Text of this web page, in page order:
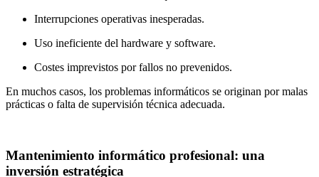
Interrupciones operativas inesperadas.
Uso ineficiente del hardware y software.
Costes imprevistos por fallos no prevenidos.
En muchos casos, los problemas informáticos se originan por malas
prácticas o falta de supervisión técnica adecuada.
Mantenimiento informático profesional: una
inversión estratégica